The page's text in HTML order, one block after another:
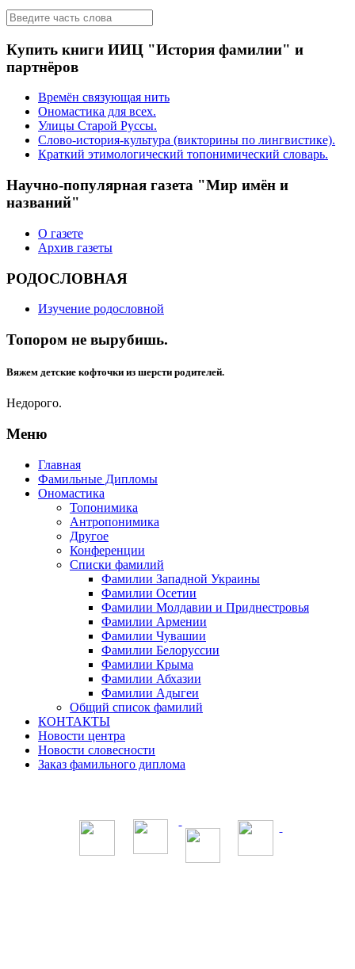
Купить книги ИИЦ "История фамилии" и
партнёров
Времён связующая нить
Ономастика для всех.
Улицы Старой Руссы.
Слово-история-культура (викторины по лингвистике).
Краткий этимологический топонимический словарь.
Научно-популярная газета "Мир имён и
названий"
О газете
Архив газеты
РОДОСЛОВНАЯ
Изучение родословной
Топором не вырубишь.
Вяжем детские кофточки из шерсти родителей.
Недорого.
Меню
Главная
Фамильные Дипломы
Ономастика
Топонимика
Антропонимика
Другое
Конференции
Списки фамилий
Фамилии Западной Украины
Фамилии Осетии
Фамилии Молдавии и Приднестровья
Фамилии Армении
Фамилии Чувашии
Фамилии Белоруссии
Фамилии Крыма
Фамилии Абхазии
Фамилии Адыгеи
Общий список фамилий
КОНТАКТЫ
Новости центра
Новости словесности
Заказ фамильного диплома